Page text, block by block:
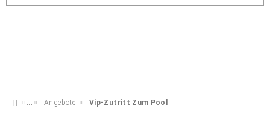
Angebote Vip-Zutritt Zum Pool